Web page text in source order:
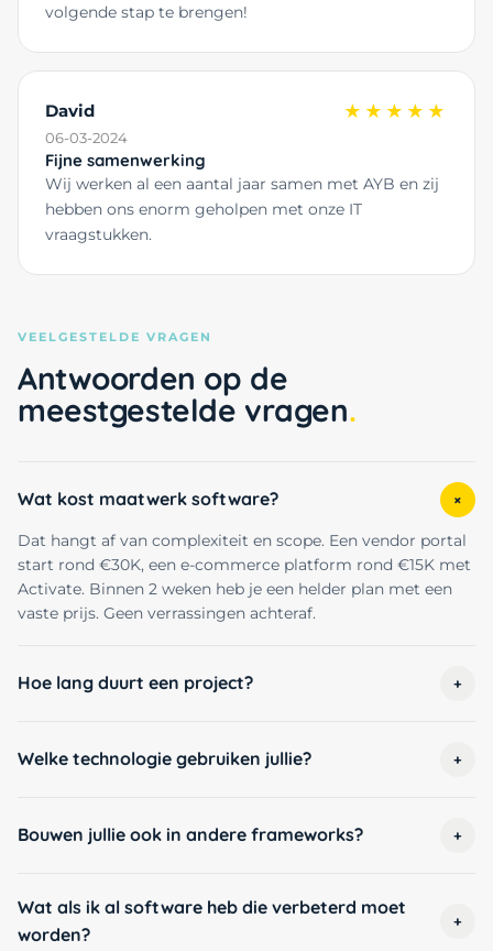
volgende stap te brengen!
David
06-03-2024
★★★★★
Fijne samenwerking
Wij werken al een aantal jaar samen met AYB en zij
hebben ons enorm geholpen met onze IT
vraagstukken.
VEELGESTELDE VRAGEN
Antwoorden op de
meestgestelde vragen
Wat kost maatwerk software? +
Dat hangt af van complexiteit en scope. Een vendor portal
start rond €30K, een e-commerce platform rond €15K met
Activate. Binnen 2 weken heb je een helder plan met een
vaste prijs. Geen verrassingen achteraf.
Hoe lang duurt een project? +
Welke technologie gebruiken jullie? +
Bouwen jullie ook in andere frameworks? +
Wat als ik al software heb die verbeterd moet
worden?
+